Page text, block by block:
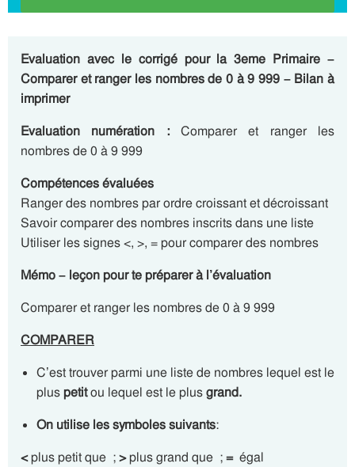
Evaluation avec le corrigé pour la 3eme Primaire –
Comparer et ranger les nombres de 0 à 9 999 – Bilan à
imprimer
Evaluation numération :Comparer et ranger les
nombres de 0 à 9 999
Compétences évaluées
Ranger des nombres par ordre croissant et décroissant
Savoir comparer des nombres inscrits dans une liste
Utiliser les signes <, >, = pour comparer des nombres
Mémo – leçon pour te préparer à l’évaluation
Comparer et ranger les nombres de 0 à 9 999
COMPARER
C’est trouver parmi une liste de nombres lequel est le
pluspetitou lequel est le plusgrand.
On utilise les symboles suivants:
<plus petit que ;>plus grand que ;= égal